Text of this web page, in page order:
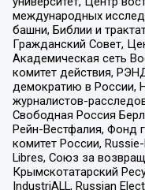
международных
башни, Библии и
Гражданский Совет,
Академическая сеть
комитет действия,
демократию в России,
журналистов-
Свободная Россия
Рейн-Вестфалия, Фонд
комитет России,
Libres, Союз за
Крымскотатарский
IndustriALL, Russian